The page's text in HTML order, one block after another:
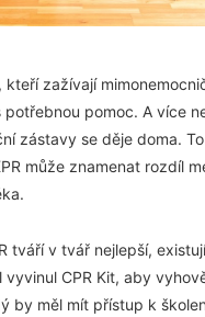
kteří zažívají
pomoc. A více
zástavy se děje doma.
může znamenat rozdíl
tváří v tvář nejlepší,
vyvinul CPR Kit, aby
by měl mít přístup k